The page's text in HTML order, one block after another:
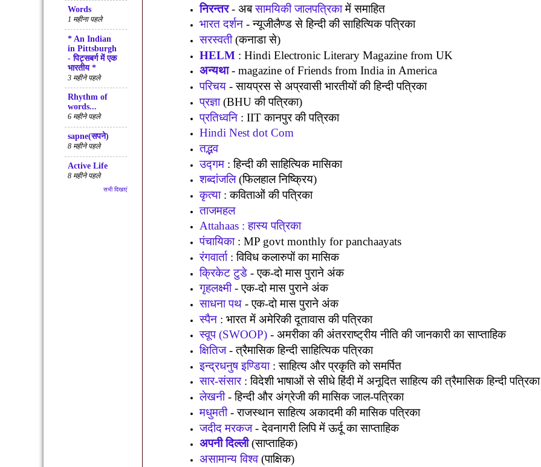
निरन्तर-अबसामयिकी जालपत्रिका में समाहित
भारत दर्शन -न्यूजीलैण्ड से हिन्दी की साहित्यिक पत्रिका
सरस्वती(कनाडा से)
HELM : Hindi Electronic Literary Magazine from UK
अन्यथा- magazine of Friends from India in America
परिचय -सायप्रस से अप्रवासी भारतीयों की हिन्दी पत्रिका
प्रज्ञा(BHUकी पत्रिका)
प्रतिध्वनि : IITकानपुर की पत्रिका
Hindi Nest dot Com
तद्भव
उद्गम :हिन्दी की साहित्यिक मासिका
शब्दांजलि(फिलहाल निष्क्रिय)
कृत्या:कविताओं की पत्रिका
ताजमहल
Attahaas :हास्य पत्रिका
पंचायिका: MP govt monthly for panchaayats
रंगवार्ता:विविध कलारुपों का मासिक
क्रिकेट टुडे -एक-दो मास पुराने अंक
गृहलक्ष्मी-एक-दो मास पुराने अंक
साधना पथ -एक-दो मास पुराने अंक
स्पैन :भारत में अमेरिकी दूतावास की पत्रिका
स्वूप (SWOOP) -अमरीका की अंतरराष्ट्रीय नीति की जानकारी का साप्ताहिक
क्षितिज-त्रैमासिक हिन्दी साहित्यिक पत्रिका
इन्द्रधनुष इण्डिया:साहित्य और प्रकृति को समर्पित
सार-संसार:विदेशी भाषाओं से सीधे हिंदी में अनूदित साहित्य की त्रैमासिक हिन्दी पत्रिका
लेखनी-हिन्दी और अंग्रेजी की मासिक जाल-पत्रिका
मधुमती-राजस्थान साहित्य अकादमी की मासिक पत्रिका
जदीद मरकज-देवनागरी लिपि में ऊर्दू का साप्ताहिक
अपनी दिल्ली(साप्ताहिक)
असामान्य विश्व(पाक्षिक)
Words
1 महीना पहले
* An Indian
in Pittsburgh
- पिट्सबर्ग में एक
भारतीय *
3 महीने पहले
Rhythm of
words...
6 महीने पहले
sapne(सपने)
8 महीने पहले
Active Life
8 महीने पहले
सभी दिखाएं